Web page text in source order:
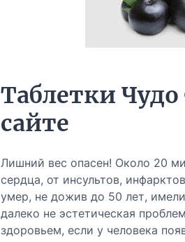
Таблетки
сайте
Лишний вес опасен! Около 20
сердца, от инсультов,
умер, не дожив до 50 лет,
далеко не эстетическая
здоровьем, если у человека